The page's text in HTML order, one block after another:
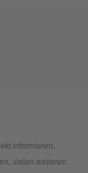
informieren,
vielen weiteren